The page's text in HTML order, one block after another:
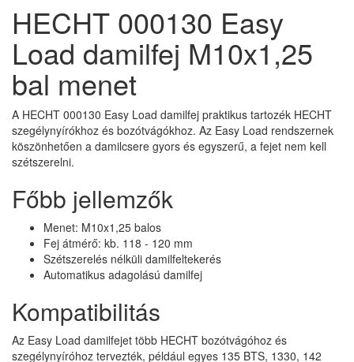
HECHT 000130 Easy
Load damilfej M10x1,25
bal menet
A HECHT 000130 Easy Load damilfej praktikus tartozék HECHT
szegélynyírókhoz és bozótvágókhoz. Az Easy Load rendszernek
köszönhetően a damilcsere gyors és egyszerű, a fejet nem kell
szétszerelni.
Főbb jellemzők
Menet: M10x1,25 balos
Fej átmérő: kb. 118 - 120 mm
Szétszerelés nélküli damilfeltekerés
Automatikus adagolású damilfej
Kompatibilitás
Az Easy Load damilfejet több HECHT bozótvágóhoz és
szegélynyíróhoz tervezték, például egyes 135 BTS, 1330, 142